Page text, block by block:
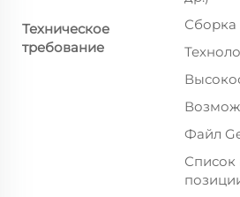
Техническое
требование
Сборка
Файл
Список